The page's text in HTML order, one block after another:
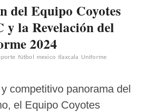
del Equipo Coyotes
y la Revelación del
2024
fútbol mexico tlaxcala Uniforme
competitivo panorama del
el Equipo Coyotes